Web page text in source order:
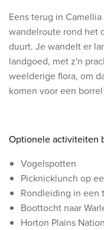
Eens terug in
wandelroute rond het
duurt. Je wandelt er
landgoed, met z'n
weelderige flora, om
komen voor een
Optionele activiteiten
Vogelspotten
Picknicklunch op
Rondleiding in een
Boottocht naar
Horton Plains